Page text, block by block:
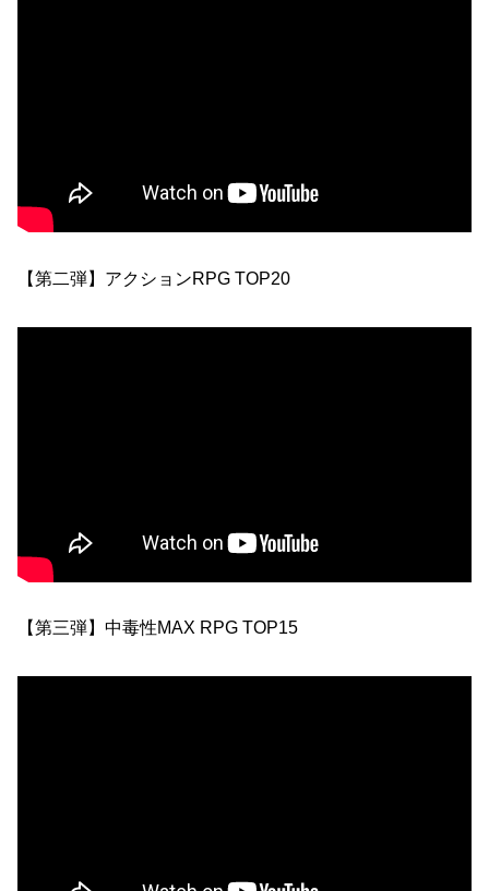
【第二弾】アクションRPG TOP20
【第三弾】中毒性MAX RPG TOP15